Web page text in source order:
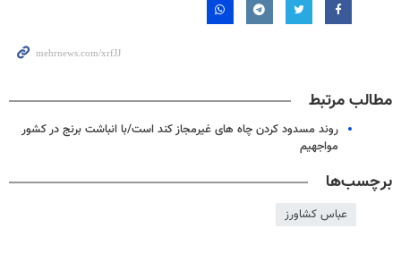
مطالب مرتبط
روند مسدود کردن چاه های غیرمجاز کند است/با انباشت برنج در کشور
مواجهیم
برچسب‌ها
عباس کشاورز